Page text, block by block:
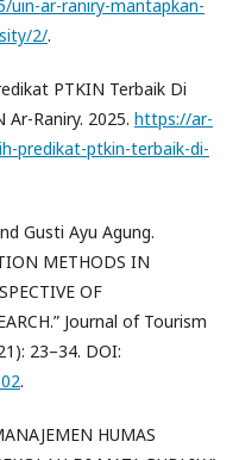
uin-ar-raniry-mantapkan-
2/.
PTKIN Terbaik Di
Ar-Raniry. 2025. https://ar-
predikat-ptkin-terbaik-di-
Gusti Ayu Agung.
METHODS IN
OF
Journal of Tourism
23–34. DOI:
.
HUMAS